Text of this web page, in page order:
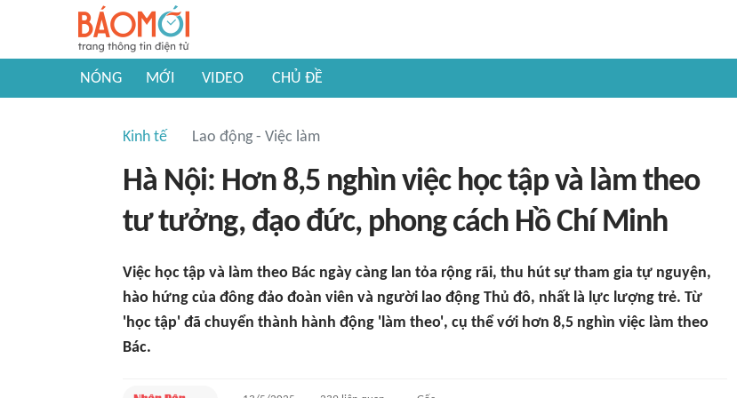
NÓNG MỚI VIDEO CHỦ ĐỀ
Kinh tế Lao động - Việc làm
Hà Nội: Hơn 8,5 nghìn việc học tập và làm theo
tư tưởng, đạo đức, phong cách Hồ Chí Minh
Việc học tập và làm theo Bác ngày càng lan tỏa rộng rãi, thu hút sự tham gia tự nguyện,
hào hứng của đông đảo đoàn viên và người lao động Thủ đô, nhất là lực lượng trẻ. Từ
'học tập' đã chuyển thành hành động 'làm theo', cụ thể với hơn 8,5 nghìn việc làm theo
Bác.